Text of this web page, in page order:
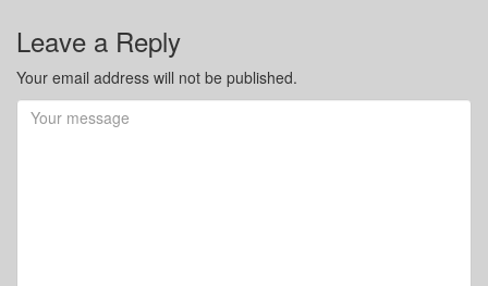
Leave a Reply
Your email address will not be published.